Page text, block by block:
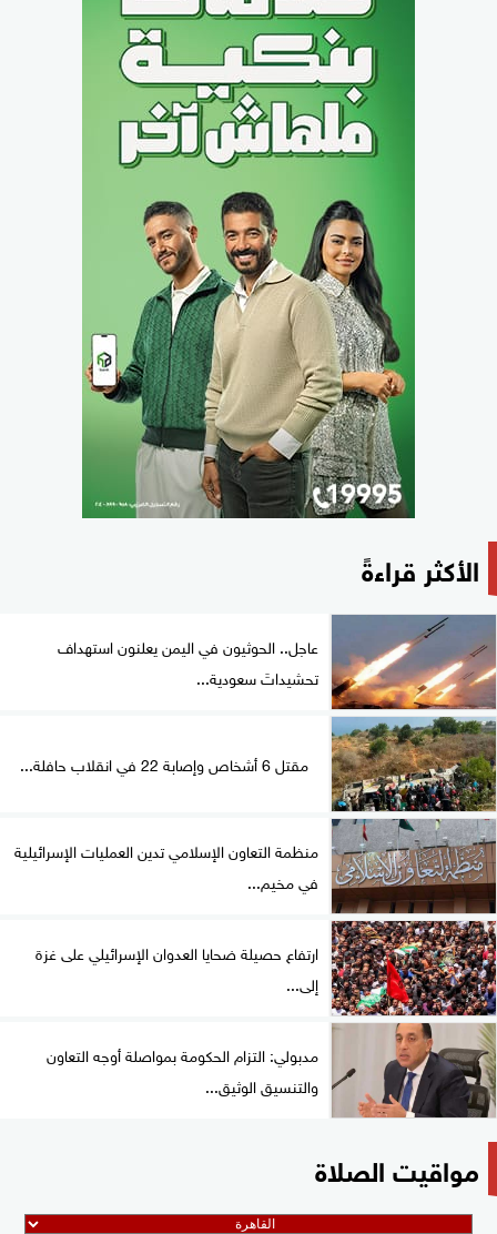
الأكثر قراءةً
عاجل.. الحوثيون في اليمن يعلنون استهداف
تحشيداتَ سعودية...
مقتل 6 أشخاص وإصابة 22 في انقلاب حافلة...
منظمة التعاون الإسلامي تدين العمليات الإسرائيلية
في مخيم...
ارتفاع حصيلة ضحايا العدوان الإسرائيلي على غزة
إلى...
مدبولي: التزام الحكومة بمواصلة أوجه التعاون
والتنسيق الوثيق...
مواقيت الصلاة